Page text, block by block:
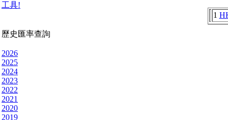
工具!
歷史匯率查詢
2026
2025
2024
2023
2022
2021
2020
2019
1